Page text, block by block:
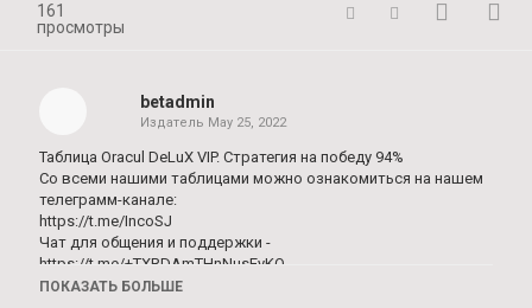
161
просмотры
betadmin
Издатель May 25, 2022
Таблица Oracul DeLuX VIP. Стратегия на победу 94%
Со всеми нашими таблицами можно ознакомиться на нашем
телеграмм-канале:
https://t.me/IncoSJ
Чат для общения и поддержки -
https://t.me/+TXRDAmTHnNusEyKQ
Также у нас есть закрытый раздел в котором собраны все
ПОКАЗАТЬ БОЛЬШЕ